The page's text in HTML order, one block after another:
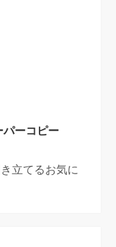
パーコピー
立てるお気に